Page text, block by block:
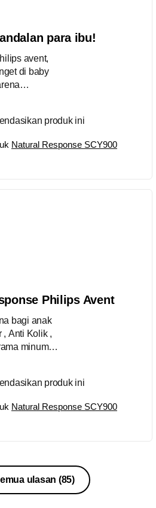
para ibu!
avent,
di baby
jadi no dramaproduk ini
Natural Response SCY900
Philips Avent
bagi anak
, Anti Kolik ,
minum
produk ini
Natural Response SCY900
ulasan (85)